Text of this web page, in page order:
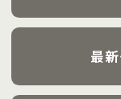
最新